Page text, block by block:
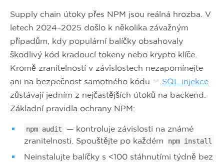
Supply chain útoky přes NPM jsou reálná hrozba. V
letech 2024–2025 došlo k několika závažným
případům, kdy populární balíčky obsahovaly
škodlivý kód kradoucí tokeny nebo krypto klíče.
Kromě zranitelností v závislostech nezapomínejte
ani na bezpečnost samotného kódu — SQL injekce
zůstávají jedním z nejčastějších útoků na backend.
Základní pravidla ochrany NPM:
npm audit
— kontroluje závislosti na známé
zranitelnosti. Spouštějte po každém
npm install
Neinstalujte balíčky s <100 stáhnutími týdně bez